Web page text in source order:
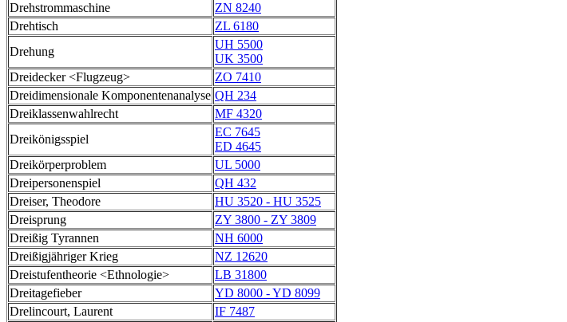
Drehstrommaschine
ZN 8240
Drehtisch
ZL 6180
Drehung
UH 5500
UK 3500
Dreidecker <Flugzeug>
ZO 7410
Dreidimensionale Komponentenanalyse QH 234
Dreiklassenwahlrecht
MF 4320
Dreikönigsspiel
EC 7645
ED 4645
Dreikörperproblem
UL 5000
Dreipersonenspiel
QH 432
Dreiser, Theodore
HU 3520 - HU 3525
Dreisprung
ZY 3800 - ZY 3809
Dreißig Tyrannen
NH 6000
Dreißigjähriger Krieg
NZ 12620
Dreistufentheorie <Ethnologie>
LB 31800
Dreitagefieber
YD 8000 - YD 8099
Drelincourt, Laurent
IF 7487